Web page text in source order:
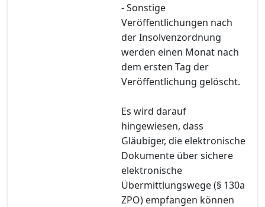
- Sonstige
Veröffentlichungen nach
der Insolvenzordnung
werden einen Monat nach
dem ersten Tag der
Veröffentlichung gelöscht.
Es wird darauf
hingewiesen, dass
Gläubiger, die elektronische
Dokumente über sichere
elektronische
Übermittlungswege (§ 130a
ZPO) empfangen können